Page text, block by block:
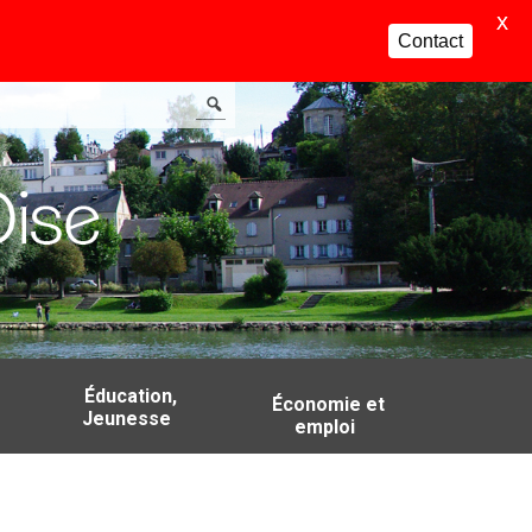
Éducation,
Jeunesse
Économie et
emploi
Contact
X